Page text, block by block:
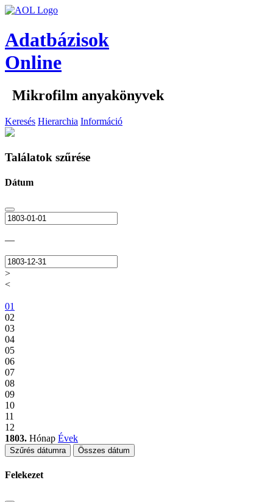
Adatbázisok
Online
Mikrofilm anyakönyvek
Keresés Hierarchia Információ
Találatok szűrése
Dátum
—
>
<
01
02
03
04
05
06
07
08
09
10
11
12
1803. Hónap Évek
Szűrés dátumra Összes dátum
Felekezet